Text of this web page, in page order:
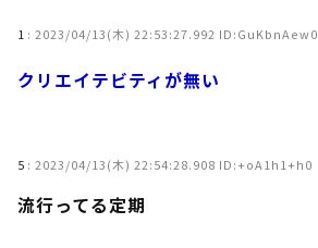
1 : 2023/04/13(木) 22:53:27.992 ID:GuKbnAew0
クリエイテビティが無い
5 : 2023/04/13(木) 22:54:28.908 ID:+oA1h1+h0
流行ってる定期